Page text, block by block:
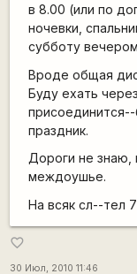
в 8.00 (или по
ночевки,
субботу
Вроде общая
Буду ехать
праздник.
Дороги не знаю,
междоушье.
На всяк сл--тел
favorite_border
30 Июл, 2010 11:46